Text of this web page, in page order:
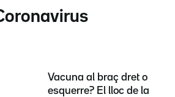
Vacuna al braç dret o
esquerre? El lloc de la